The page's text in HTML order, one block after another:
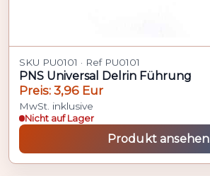
SKU PU0101 · Ref PU0101
PNS Universal Delrin Führung
Preis: 3,96 Eur
MwSt. inklusive
Nicht auf Lager
Produkt ansehen